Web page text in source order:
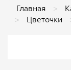
Главная
Цветочки